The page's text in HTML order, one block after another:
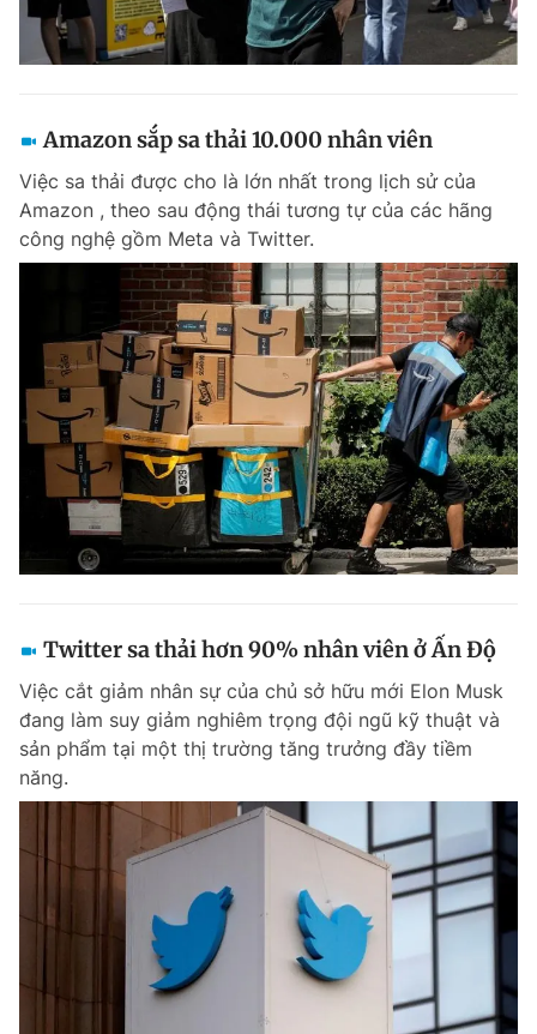
Amazon sắp sa thải 10.000 nhân viên
Việc sa thải được cho là lớn nhất trong lịch sử của
Amazon , theo sau động thái tương tự của các hãng
công nghệ gồm Meta và Twitter.
Twitter sa thải hơn 90% nhân viên ở Ấn Độ
Việc cắt giảm nhân sự của chủ sở hữu mới Elon Musk
đang làm suy giảm nghiêm trọng đội ngũ kỹ thuật và
sản phẩm tại một thị trường tăng trưởng đầy tiềm
năng.